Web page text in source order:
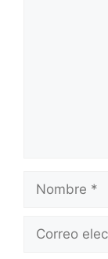
Nombre
Correo
electrónico